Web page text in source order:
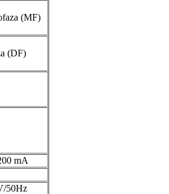
(MF)
(DF)
mA
50Hz